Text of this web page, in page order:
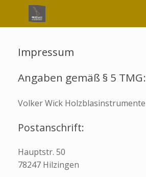
Impressum
Angaben gemäß § 5 TMG:
Volker Wick Holzblasinstrumente
Postanschrift:
Hauptstr. 50
78247 Hilzingen